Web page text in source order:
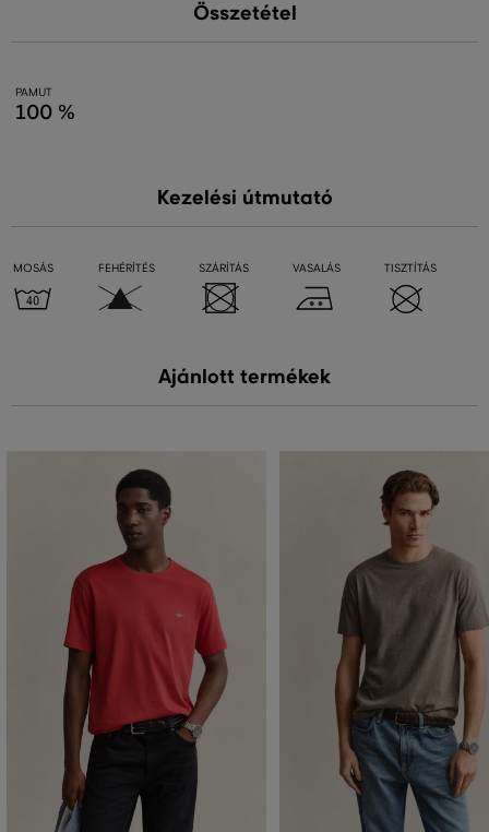
Összetétel
PAMUT
100 %
Kezelési útmutató
MOSÁS FEHÉRÍTÉS SZÁRÍTÁS VASALÁS TISZTÍTÁS
Ajánlott termékek